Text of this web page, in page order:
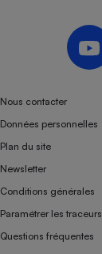
Nous contacter
Données personnelles
Plan du site
Newsletter
Conditions générales
Paramétrer les traceurs
Questions fréquentes